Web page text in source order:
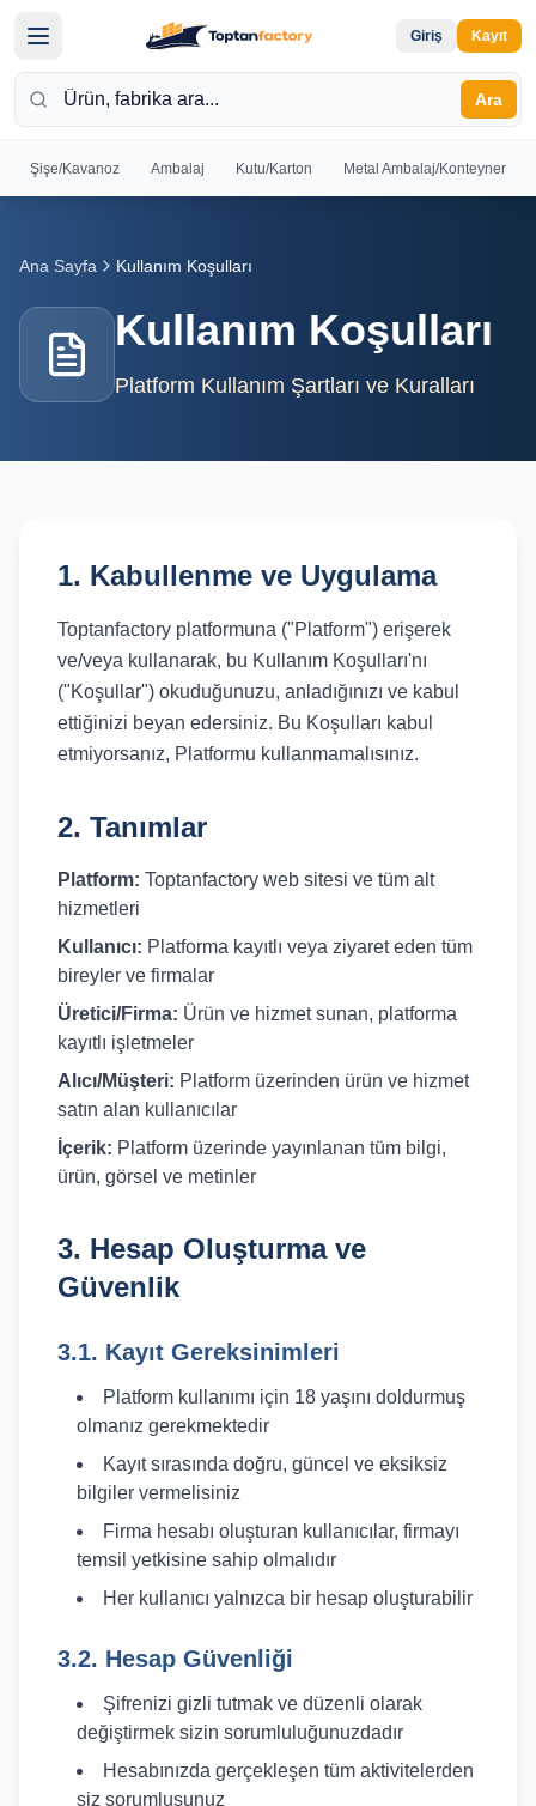
Giriş Kayıt
Ara
Şişe/Kavanoz Ambalaj Kutu/Karton Metal Ambalaj/Konteyner
Geldiniz
Kayıt
Tüm
Tüm
Ürünler
POPÜLER
Şişe ve Kavanoz Üreticileri
Ambalaj Üreticileri
Kutu ve Karton Üreticileri
Metal Ambalaj ve Konteyner Üreticileri
Cam Ambalaj Üreticileri
Kapak ve Pompa Üreticileri
Etiket ve Baskı Üreticileri
Plastik Ham Madde Üreticileri
Kimyasal Ürün Üreticileri
Temizlik Ürünleri Üreticileri
Tekstil ve Konfeksiyon Üreticileri
Makine ve Ekipman Üreticileri
Hakkımızda
İletişim
info@toptanfactory.com
Ana Sayfa Kullanım Koşulları
Kullanım Koşulları
Platform Kullanım Şartları ve Kuralları
1. Kabullenme ve Uygulama
Toptanfactory platformuna ("Platform") erişerek
ve/veya kullanarak, bu Kullanım Koşulları'nı
("Koşullar") okuduğunuzu, anladığınızı ve kabul
ettiğinizi beyan edersiniz. Bu Koşulları kabul
etmiyorsanız, Platformu kullanmamalısınız.
2. Tanımlar
Platform: Toptanfactory web sitesi ve tüm alt
hizmetleri
Kullanıcı: Platforma kayıtlı veya ziyaret eden tüm
bireyler ve firmalar
Üretici/Firma: Ürün ve hizmet sunan, platforma
kayıtlı işletmeler
Alıcı/Müşteri: Platform üzerinden ürün ve hizmet
satın alan kullanıcılar
İçerik: Platform üzerinde yayınlanan tüm bilgi,
ürün, görsel ve metinler
3. Hesap Oluşturma ve
Güvenlik
3.1. Kayıt Gereksinimleri
Platform kullanımı için 18 yaşını doldurmuş
olmanız gerekmektedir
Kayıt sırasında doğru, güncel ve eksiksiz
bilgiler vermelisiniz
Firma hesabı oluşturan kullanıcılar, firmayı
temsil yetkisine sahip olmalıdır
Her kullanıcı yalnızca bir hesap oluşturabilir
3.2. Hesap Güvenliği
Şifrenizi gizli tutmak ve düzenli olarak
değiştirmek sizin sorumluluğunuzdadır
Hesabınızda gerçekleşen tüm aktivitelerden
siz sorumlusunuz